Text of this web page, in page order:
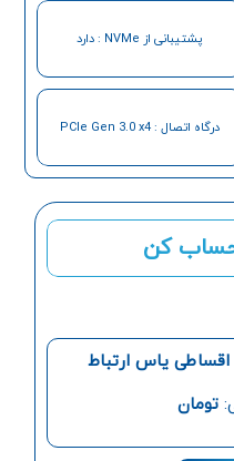
حساب کن
اقساطی یاس ارتباط
تومان
پشتیبانی از NVMe : دارد
درگاه اتصال : PCIe Gen 3.0 x4